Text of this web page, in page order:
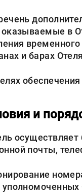
оказываемые в
и барах
и
осуществляет
почты,